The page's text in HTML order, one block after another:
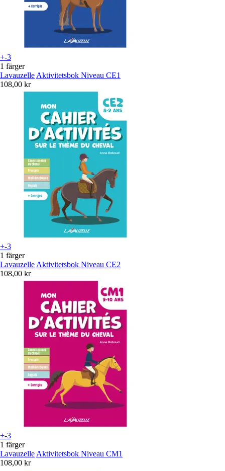
+-3
1 färger
Lavauzelle Aktivitetsbok Niveau CE1
108,00 kr
+-3
1 färger
Lavauzelle Aktivitetsbok Niveau CE2
108,00 kr
+-3
1 färger
Lavauzelle Aktivitetsbok Niveau CM1
108,00 kr